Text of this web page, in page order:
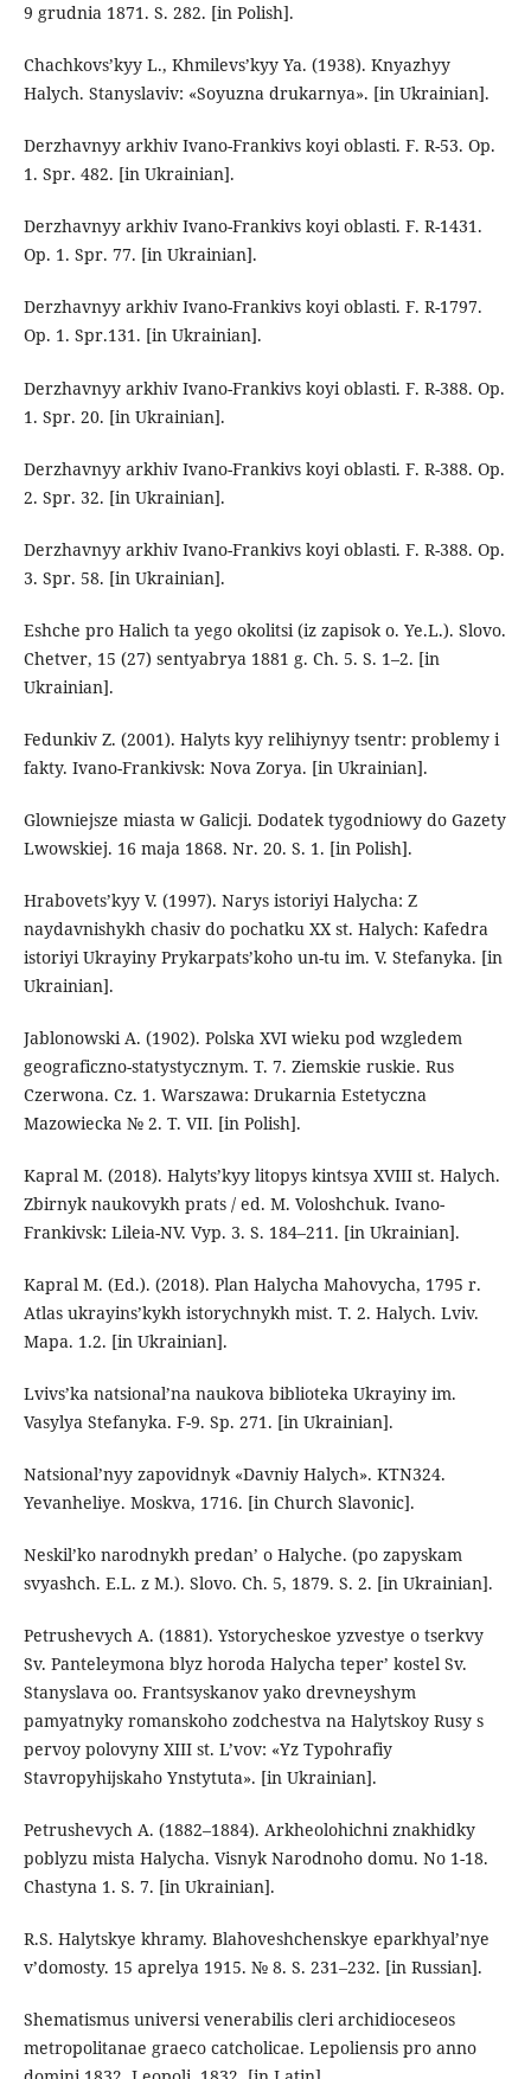
9 grudnia 1871. S. 282. [in Polish].
Chachkovs’kyy L., Khmilevs’kyy Ya. (1938). Knyazhyy
Halych. Stanyslaviv: «Soyuzna drukarnya». [in Ukrainian].
Derzhavnyy arkhiv Ivano-Frankivs koyi oblasti. F. R-53. Op.
1. Spr. 482. [in Ukrainian].
Derzhavnyy arkhiv Ivano-Frankivs koyi oblasti. F. R-1431.
Op. 1. Spr. 77. [in Ukrainian].
Derzhavnyy arkhiv Ivano-Frankivs koyi oblasti. F. R-1797.
Op. 1. Spr.131. [in Ukrainian].
Derzhavnyy arkhiv Ivano-Frankivs koyi oblasti. F. R-388. Op.
1. Spr. 20. [in Ukrainian].
Derzhavnyy arkhiv Ivano-Frankivs koyi oblasti. F. R-388. Op.
2. Spr. 32. [in Ukrainian].
Derzhavnyy arkhiv Ivano-Frankivs koyi oblasti. F. R-388. Op.
3. Spr. 58. [in Ukrainian].
Eshche pro Halich ta yego okolitsi (iz zapisok o. Ye.L.). Slovo.
Chetver, 15 (27) sentyabrya 1881 g. Ch. 5. S. 1–2. [in
Ukrainian].
Fedunkiv Z. (2001). Halyts kyy relihiynyy tsentr: problemy i
fakty. Ivano-Frankivsk: Nova Zorya. [in Ukrainian].
Glоwniejsze miasta w Galicji. Dodatek tygodniowy do Gazety
Lwowskiej. 16 maja 1868. Nr. 20. S. 1. [in Polish].
Hrabovets’kyy V. (1997). Narys istoriyi Halycha: Z
naydavnishykh chasiv do pochatku XX st. Halych: Kafedra
istoriyi Ukrayiny Prykarpats’koho un-tu im. V. Stefanyka. [in
Ukrainian].
Jablonowski A. (1902). Polska XVI wieku pod wzgledem
geograficzno-statystycznym. T. 7. Ziemskie ruskie. Rus
Czerwona. Cz. 1. Warszawa: Drukarnia Estetyczna
Mazowiecka № 2. T. VII. [in Polish].
Kapral M. (2018). Halyts’kyy litopys kintsya XVIII st. Halych.
Zbirnyk naukovykh prats / еd. M. Voloshchuk. Ivano-
Frankivsk: Lileia-NV. Vyp. 3. S. 184–211. [in Ukrainian].
Kapral М. (Ed.). (2018). Plan Halycha Mahovycha, 1795 r.
Atlas ukrayins’kykh istorychnykh mist. T. 2. Halych. Lviv.
Mapa. 1.2. [in Ukrainian].
Lvivs’ka natsional’na naukova biblioteka Ukrayiny im.
Vasylya Stefanyka. F-9. Sp. 271. [in Ukrainian].
Natsional’nyy zapovidnyk «Davniy Halych». KTN324.
Yevanheliye. Moskva, 1716. [in Church Slavonic].
Neskil’ko narodnykh predan’ o Halyche. (po zapyskam
svyashch. E.L. z M.). Slovo. Ch. 5, 1879. S. 2. [in Ukrainian].
Petrushevych A. (1881). Ystorycheskoe yzvestye o tserkvy
Sv. Panteleymona blyz horoda Halycha teper’ kostel Sv.
Stanyslava oo. Frantsyskanov yako drevneyshym
pamyatnyky romanskoho zodchestva na Halytskoy Rusy s
pervoy polovyny XIII st. L’vov: «Yz Typohrafiy
Stavropyhijskaho Ynstytuta». [in Ukrainian].
Petrushevych A. (1882–1884). Arkheolohichni znakhidky
poblyzu mista Halycha. Visnyk Narodnoho domu. No 1-18.
Chastyna 1. S. 7. [in Ukrainian].
R.S. Halytskye khramy. Blahoveshchenskye eparkhyal’nye
v’domosty. 15 aprelya 1915. № 8. S. 231–232. [in Russian].
Shematismus universi venerabilis cleri archidioceseos
metropolitanae graeco catcholicae. Lepoliensis pro anno